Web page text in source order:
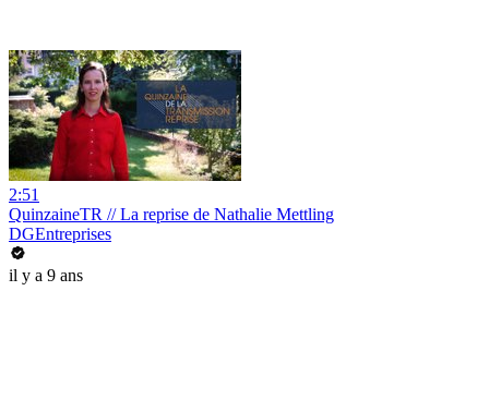
2:51
QuinzaineTR // La reprise de Nathalie Mettling
DGEntreprises
il y a 9 ans